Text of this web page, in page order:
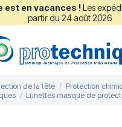
est en vacances !Les
partir du 24 août 2026
de la tête
Protection
Lunettes masque de